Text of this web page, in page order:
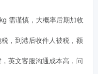
需谨慎，大概率后期加收
，到港后收件人被税，额
英文客服沟通成本高，问